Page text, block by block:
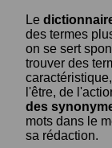
Le
des termes
on se sert
trouver des
l'être, de
des
mots dans le
sa rédaction.